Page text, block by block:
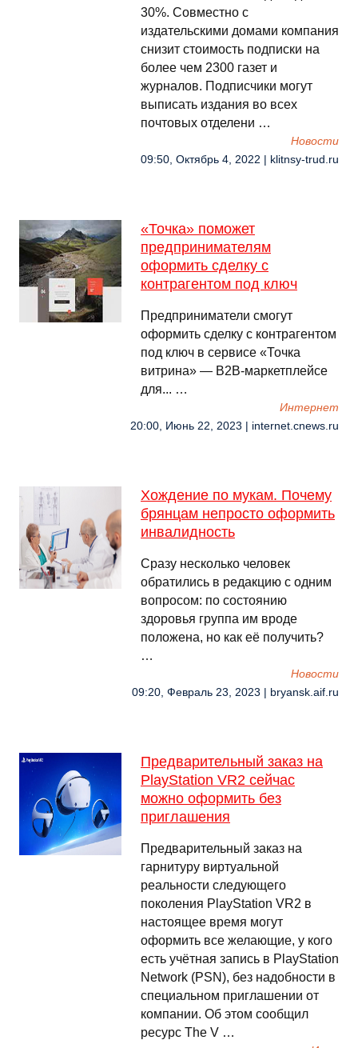
30%. Совместно с
издательскими домами компания
снизит стоимость подписки на
более чем 2300 газет и
журналов. Подписчики могут
выписать издания во всех
почтовых отделени …
Новости
09:50, Октябрь 4, 2022 | klitnsy-trud.ru
«Точка» поможет
предпринимателям
оформить сделку с
контрагентом под ключ
Предприниматели смогут
оформить сделку с контрагентом
под ключ в сервисе «Точка
витрина» — B2B-маркетплейсе
для... …
Интернет
20:00, Июнь 22, 2023 | internet.cnews.ru
Хождение по мукам. Почему
брянцам непросто оформить
инвалидность
Сразу несколько человек
обратились в редакцию с одним
вопросом: по состоянию
здоровья группа им вроде
положена, но как её получить?
…
Новости
09:20, Февраль 23, 2023 | bryansk.aif.ru
Предварительный заказ на
PlayStation VR2 сейчас
можно оформить без
приглашения
Предварительный заказ на
гарнитуру виртуальной
реальности следующего
поколения PlayStation VR2 в
настоящее время могут
оформить все желающие, у кого
есть учётная запись в PlayStation
Network (PSN), без надобности в
специальном приглашении от
компании. Об этом сообщил
ресурс The V …